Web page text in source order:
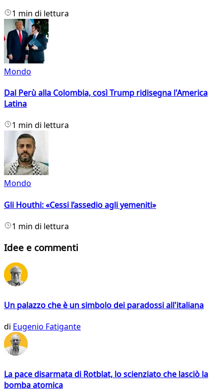
1 min di lettura
Mondo
Dal Perù alla Colombia, così Trump ridisegna l'America
Latina
1 min di lettura
Mondo
Gli Houthi: «Cessi l’assedio agli yemeniti»
1 min di lettura
Idee e commenti
Un palazzo che è un simbolo dei paradossi all'italiana
di Eugenio Fatigante
La pace disarmata di Rotblat, lo scienziato che lasciò la
bomba atomica